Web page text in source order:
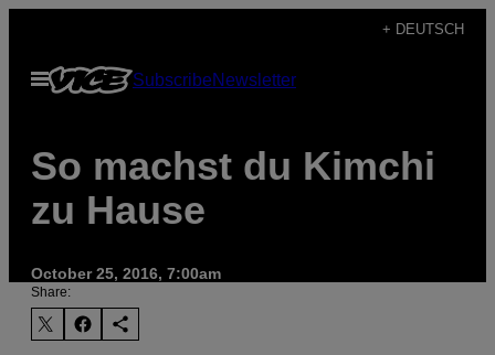
content
+ DEUTSCH
Open
Menu
SubscribeNewsletter
So machst du Kimchi
zu Hause
October 25, 2016, 7:00am
Share: